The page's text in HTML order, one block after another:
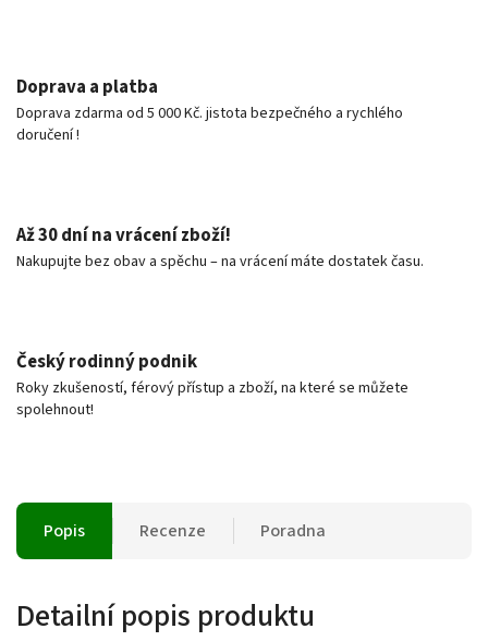
Doprava a platba
Doprava zdarma od 5 000 Kč. jistota bezpečného a rychlého
doručení !
Až 30 dní na vrácení zboží!
Nakupujte bez obav a spěchu – na vrácení máte dostatek času.
Český rodinný podnik
Roky zkušeností, férový přístup a zboží, na které se můžete
spolehnout!
Popis Recenze Poradna
Detailní popis produktu